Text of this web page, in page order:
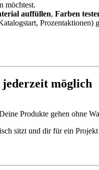
möchtest.
auffüllen, Farben
Prozentaktionen)
jederzeit möglich
Produkte gehen ohne
sitzt und dir für ein